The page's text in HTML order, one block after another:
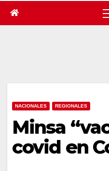
NACIONALES REGIONALES
Minsa
covid en